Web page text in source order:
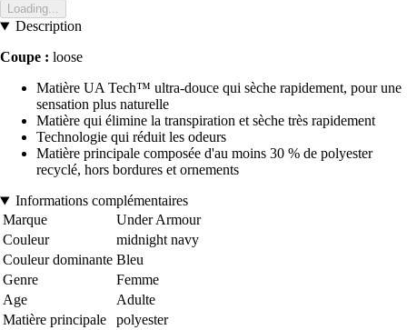
Loading...
Description
Coupe : loose
Matière UA Tech™ ultra-douce qui sèche rapidement, pour une
sensation plus naturelle
Matière qui élimine la transpiration et sèche très rapidement
Technologie qui réduit les odeurs
Matière principale composée d'au moins 30 % de polyester
recyclé, hors bordures et ornements
Informations complémentaires
Marque
Under Armour
Couleur
midnight navy
Couleur dominante Bleu
Genre
Femme
Age
Adulte
Matière principale
polyester